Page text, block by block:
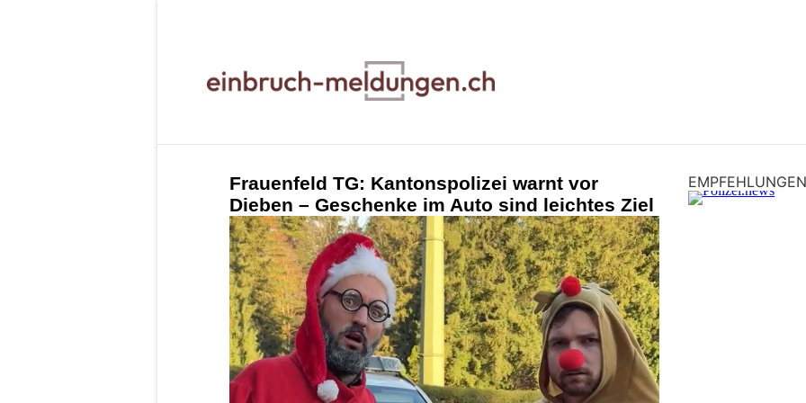
Frauenfeld TG: Kantonspolizei warnt vor
Dieben – Geschenke im Auto sind leichtes Ziel
EMPFEHLUNGEN